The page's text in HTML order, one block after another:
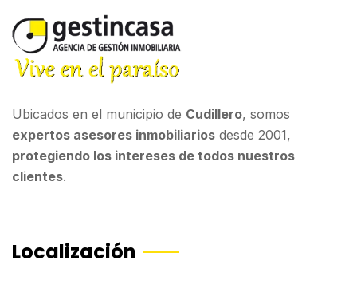
Ubicados en el municipio de Cudillero, somos
expertos asesores inmobiliarios desde 2001,
protegiendo los intereses de todos nuestros
clientes.
Localización